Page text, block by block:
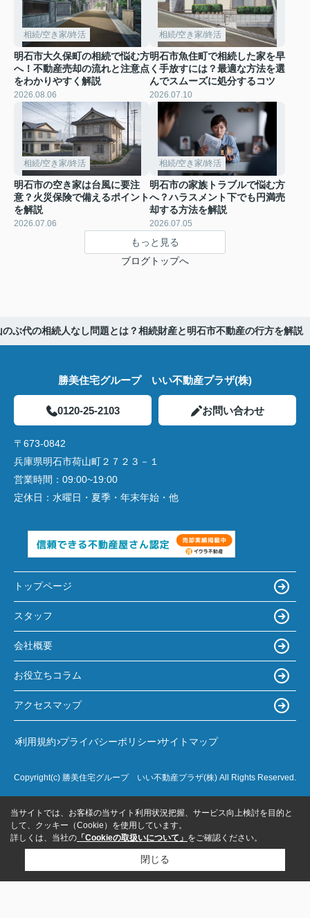
相続/空き家/終活
明石市大久保町の相続で悩む方
へ！不動産売却の流れと注意点
をわかりやすく解説
2026.08.06
相続/空き家/終活
明石市魚住町で相続した家を早
く手放すには？最適な方法を選
んでスムーズに処分するコツ
2026.07.10
相続/空き家/終活
明石市の空き家は台風に要注
意？火災保険で備えるポイント
を解説
2026.07.06
相続/空き家/終活
明石市の家族トラブルで悩む方
へ？ハラスメント下でも円満売
却する方法を解説
2026.07.05
もっと見る
ブログトップへ
のぶ代の相続人なし問題とは？相続財産と明石市不動産の行方を解説
勝美住宅グループ いい不動産プラザ(株)
0120-25-2103 お問い合わせ
〒673-0842
兵庫県明石市荷山町２７２３－１
営業時間： 09:00~19:00
定休日： 水曜日・夏季・年末年始・他
トップページ
スタッフ
会社概要
お役立ちコラム
アクセスマップ
利用規約 プライバシーポリシー サイトマップ
Copyright(c) 勝美住宅グループ いい不動産プラザ(株) All Rights Reserved.
当サイトでは、お客様の当サイト利用状況把握、サービス向上検討を目的と
して、クッキー（Cookie）を使用しています。
詳しくは、当社の 「Cookieの取扱いについて」 をご確認ください。
閉じる